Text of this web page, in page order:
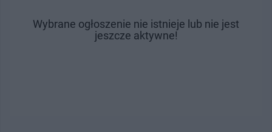
Wybrane ogłoszenie nie istnieje lub nie jest
jeszcze aktywne!